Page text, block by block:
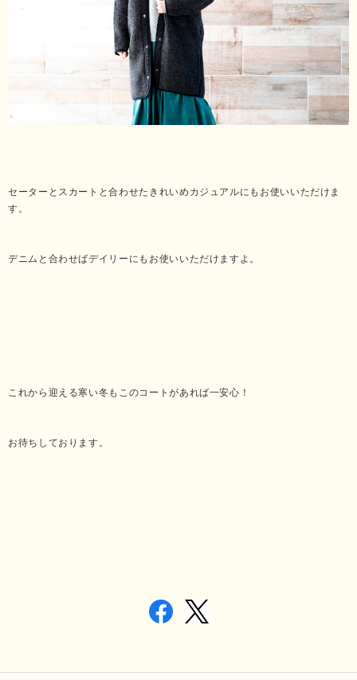
セーターとスカートと合わせたきれいめカジュアルにもお使いいただけま
す。
デニムと合わせばデイリーにもお使いいただけますよ。
これから迎える寒い冬もこのコートがあれば一安心！
お待ちしております。